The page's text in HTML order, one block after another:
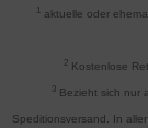
aktuelle oder
2Kostenlose
3 Bezieht sich nur
Speditionsversand. In